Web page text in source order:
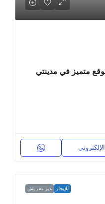
بموقع متميز في مدينتي
للإيجار غير مفروش